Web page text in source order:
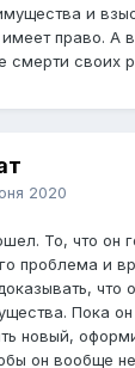
и
право. А
смерти своих
2020
То, что он
проблема и
что
Пока
новый,
он вообще